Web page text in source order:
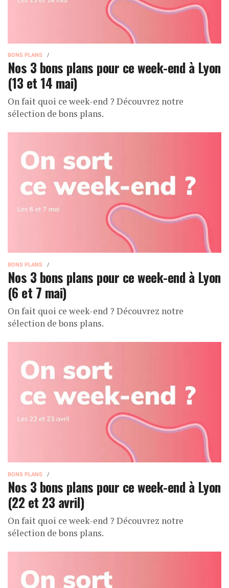
BONS PLANS
Nos 3 bons plans pour ce week-end à Lyon
(13 et 14 mai)
On fait quoi ce week-end ? Découvrez notre
sélection de bons plans.
BONS PLANS
Nos 3 bons plans pour ce week-end à Lyon
(6 et 7 mai)
On fait quoi ce week-end ? Découvrez notre
sélection de bons plans.
BONS PLANS
Nos 3 bons plans pour ce week-end à Lyon
(22 et 23 avril)
On fait quoi ce week-end ? Découvrez notre
sélection de bons plans.